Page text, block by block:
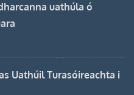
uathúla ó
Uathúil Turasóireachta i